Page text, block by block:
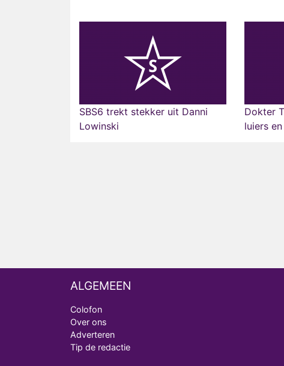
SBS6 trekt stekker uit Danni
Lowinski
Dokter
luiers
ALGEMEEN
Colofon
Over ons
Adverteren
Tip de redactie